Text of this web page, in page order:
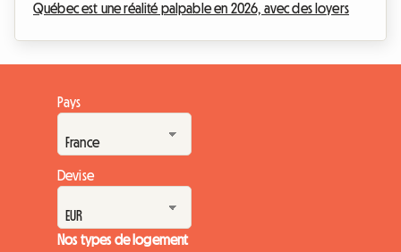
Québec est une réalité palpable en 2026, avec des loyers
décidé de prendre des mesures audacieuses. Chez
Roomlala, nous suivons de près ces évolutions qui impactent
directement la vie de milliers de personnes cherchant un t...
Pays
Devise
Nos types de logement